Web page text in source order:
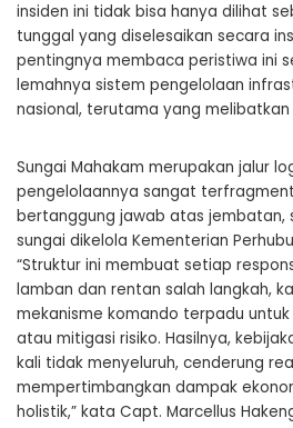
insiden ini tidak bisa hanya dilihat
tunggal yang diselesaikan secara
pentingnya membaca peristiwa ini
lemahnya sistem pengelolaan
nasional, terutama yang
Sungai Mahakam merupakan jalur
pengelolaannya sangat
bertanggung jawab atas jembatan,
sungai dikelola Kementerian
“Struktur ini membuat setiap
lamban dan rentan salah langkah,
mekanisme komando terpadu
atau mitigasi risiko. Hasilnya,
kali tidak menyeluruh, cenderung
mempertimbangkan dampak
holistik,” kata Capt. Marcellus